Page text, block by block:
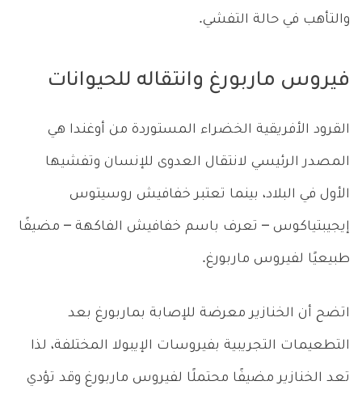
والتأهب في حالة التفشي.
فيروس ماربورغ وانتقاله للحيوانات
القرود الأفريقية الخضراء المستوردة من أوغندا هي
المصدر الرئيسي لانتقال العدوى للإنسان وتفشيها
الأول في البلاد، بينما تعتبر خفافيش روسيتوس
إيجيبتياكوس – تعرف باسم خفافيش الفاكهة – مضيفًا
طبيعيًا لفيروس ماربورغ.
اتضح أن الخنازير معرضة للإصابة بماربورغ بعد
التطعيمات التجريبية بفيروسات الإيبولا المختلفة، لذا
تعد الخنازير مضيفًا محتملًا لفيروس ماربورغ وقد تؤدي